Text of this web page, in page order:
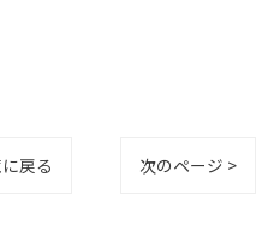
戻る 次のページ >